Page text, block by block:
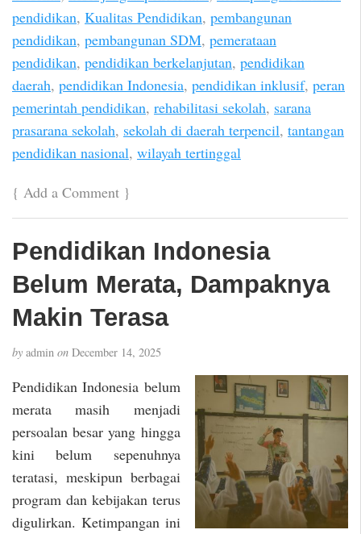
pendidikan, Kualitas Pendidikan, pembangunan
pendidikan, pembangunan SDM, pemerataan
pendidikan, pendidikan berkelanjutan, pendidikan
daerah, pendidikan Indonesia, pendidikan inklusif, peran
pemerintah pendidikan, rehabilitasi sekolah, sarana
prasarana sekolah, sekolah di daerah terpencil, tantangan
pendidikan nasional, wilayah tertinggal
{ Add a Comment }
Pendidikan Indonesia
Belum Merata, Dampaknya
Makin Terasa
by admin on December 14, 2025
Pendidikan Indonesia belum
merata masih menjadi
persoalan besar yang hingga
kini belum sepenuhnya
teratasi, meskipun berbagai
program dan kebijakan terus
digulirkan. Ketimpangan ini